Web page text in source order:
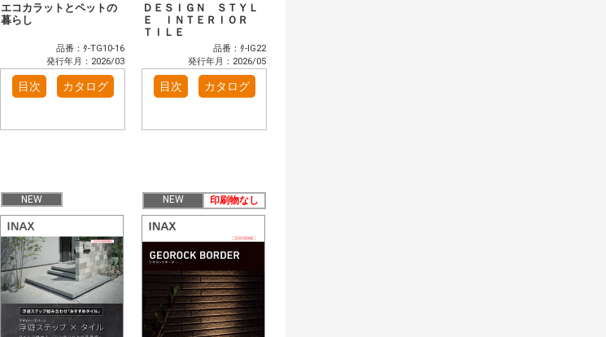
エコカラットとペットの
暮らし
品番：ﾀ-TG10-16
発行年月：2026/03
目次 カタログ
ＤＥＳＩＧＮ ＳＴＹＬ
Ｅ ＩＮＴＥＲＩＯＲ
ＴＩＬＥ
品番：ﾀ-IG22
発行年月：2026/05
目次 カタログ
NEW NEW 印刷物なし